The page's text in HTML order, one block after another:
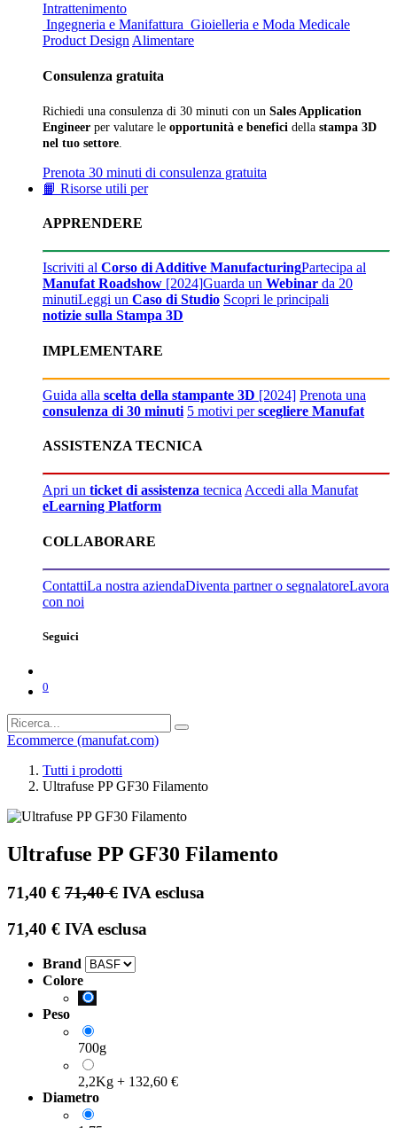
Intrattenimento
Ingegneria e Manifattura Gioielleria e Moda Medicale
Product Design Alimentare
Consulenza gratuita
Richiedi una consulenza di 30 minuti con un Sales Application
Engineer per valutare le opportunità e benefici della stampa 3D
nel tuo settore
Prenota 30 minuti di consulenza gratuita
📙 Risorse utili per
APPRENDERE
Iscriviti al Corso di Additive ManufacturingPartecipa al
Manufat Roadshow [2024]Guarda un Webinar da 20
minutiLeggi un Caso di Studio Scopri le principali
notizie sulla Stampa 3D
IMPLEMENTARE
Guida alla scelta della stampante 3D [2024] Prenota una
consulenza di 30 minuti 5 motivi perscegliere Manufat
ASSISTENZA TECNICA
Apri un ticket di assistenza tecnicaAccedi alla Manufat
eLearning Platform
COLLABORARE
ContattiLa nostra aziendaDiventa partner o segnalatoreLavora
con noi
Seguici
0
Ecommerce (manufat.com)
Tutti i prodotti
Ultrafuse PP GF30 Filamento
Ultrafuse PP GF30 Filamento
71,40 € 71,40€ IVA esclusa
71,40 € IVA esclusa
Brand
Colore
Peso
700g
2,2Kg + 132,60 €
Diametro